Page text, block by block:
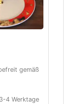
gemäß
4 Werktage